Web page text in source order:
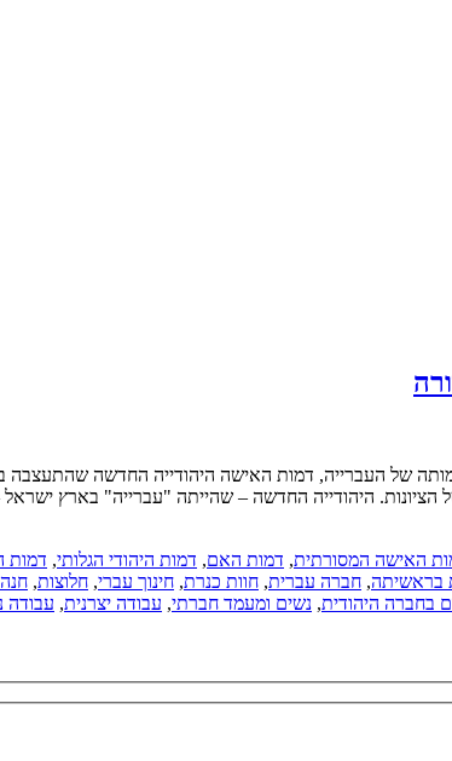
של העברייה, דמות האישה היהודייה החדשה
הציונות. היהודייה החדשה – שהייתה "עברייה" בארץ ישראל
האישה המסורתית, דמות האם, דמות היהודי הגלותי, דמות
בראשיתה, חברה עברית, חוות כנרת, חינוך עברי, חלוצות,
בחברה היהודית, נשים ומעמד חברתי, עבודה יצרנית, עבודה